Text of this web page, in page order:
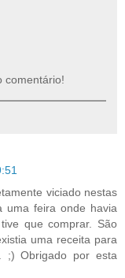
comentário!
viciado nestas
uma feira onde havia
que comprar. São
uma receita para
;) Obrigado por esta